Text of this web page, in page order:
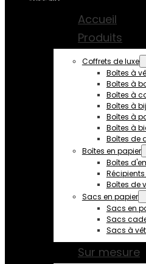
Accueil
Produits
Coffrets de luxe
Boîtes à
Boîtes à
Boîtes à
Boîtes à
Boîtes à
Boîtes à
Boîtes de
Boîtes en papier
Boîtes
Boîtes de
Sacs en papier
Sacs en
Sacs
Sacs à
Sur mesure